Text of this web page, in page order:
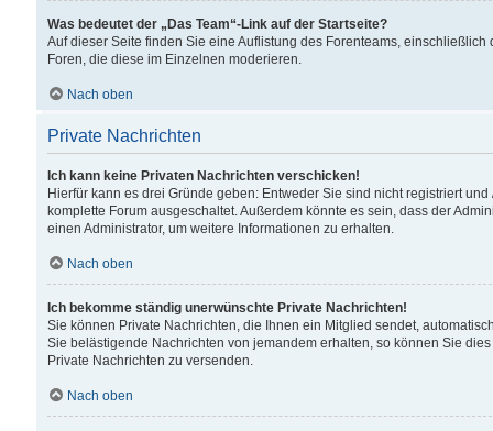
Was bedeutet der „Das Team“-Link auf der Startseite?
Auf dieser Seite finden Sie eine Auflistung des Forenteams,
Foren, die diese im Einzelnen moderieren.
Nach oben
Private Nachrichten
Ich kann keine Privaten Nachrichten verschicken!
Hierfür kann es drei Gründe geben: Entweder Sie sind nicht registriert
komplette Forum ausgeschaltet. Außerdem könnte es sein, dass der
einen Administrator, um weitere Informationen zu erhalten.
Nach oben
Ich bekomme ständig unerwünschte Private Nachrichten!
Sie können Private Nachrichten, die Ihnen ein Mitglied sendet,
Sie belästigende Nachrichten von jemandem erhalten, so können Sie
Private Nachrichten zu versenden.
Nach oben